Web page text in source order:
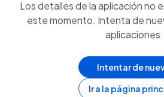
Los detalles de la aplicación no
este momento. Intenta de
aplicaciones.
Intentar de
Ir a la página